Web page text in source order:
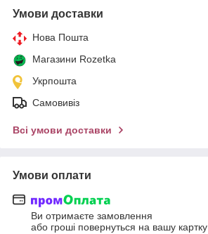
Умови доставки
Нова Пошта
Магазини Rozetka
Укрпошта
Самовивіз
Всі умови доставки
Умови оплати
Ви отримаєте замовлення
або гроші повернуться на вашу картку